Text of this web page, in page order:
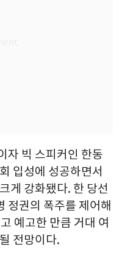
자 빅 스피커인 한동
입성에 성공하면서
게 강화됐다. 한 당선
정권의 폭주를 제어해
예고한 만큼 거대 여
전망이다.